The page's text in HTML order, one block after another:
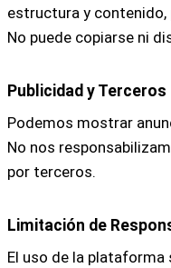
estructura y contenido,
No puede copiarse ni
Publicidad y Terceros
Podemos mostrar
No nos
por terceros.
Limitación de
El uso de la plataforma